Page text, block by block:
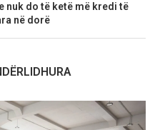
nuk do të ketë më kredi të
në dorë